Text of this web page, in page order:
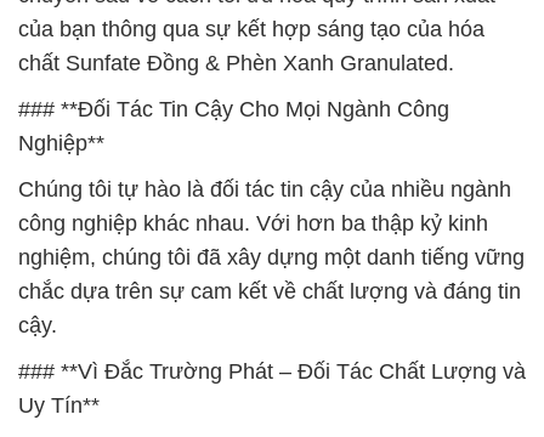
của bạn thông qua sự kết hợp sáng tạo của hóa
chất Sunfate Đồng & Phèn Xanh Granulated.
### **Đối Tác Tin Cậy Cho Mọi Ngành Công
Nghiệp**
Chúng tôi tự hào là đối tác tin cậy của nhiều ngành
công nghiệp khác nhau. Với hơn ba thập kỷ kinh
nghiệm, chúng tôi đã xây dựng một danh tiếng vững
chắc dựa trên sự cam kết về chất lượng và đáng tin
cậy.
### **Vì Đắc Trường Phát – Đối Tác Chất Lượng và
Uy Tín**